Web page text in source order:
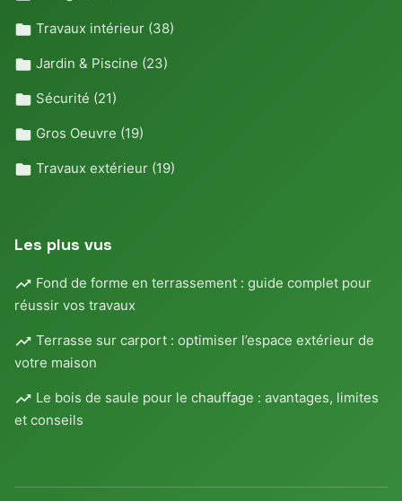
Travaux intérieur (38)
Jardin & Piscine (23)
Sécurité (21)
Gros Oeuvre (19)
Travaux extérieur (19)
Les plus vus
Fond de forme en terrassement : guide complet pour
réussir vos travaux
Terrasse sur carport : optimiser l’espace extérieur de
votre maison
Le bois de saule pour le chauffage : avantages, limites
et conseils